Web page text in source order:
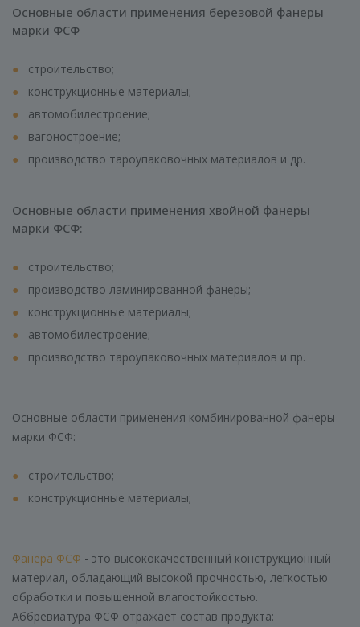
Основные области применения березовой фанеры
марки ФСФ
строительство;
конструкционные материалы;
автомобилестроение;
вагоностроение;
производство тароупаковочных материалов и др.
Основные области применения хвойной фанеры
марки ФСФ:
строительство;
производство ламинированной фанеры;
конструкционные материалы;
автомобилестроение;
производство тароупаковочных материалов и пр.
Основные области применения комбинированной фанеры
марки ФСФ:
строительство;
конструкционные материалы;
Фанера ФСФ - это высококачественный конструкционный
материал, обладающий высокой прочностью, легкостью
обработки и повышенной влагостойкостью.
Аббревиатура ФСФ отражает состав продукта: